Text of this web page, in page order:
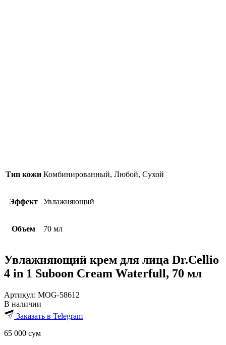
Тип кожи Комбинированный, Любой, Сухой
Эффект Увлажняющий
Объем 70 мл
Увлажняющий крем для лица Dr.Cellio
4 in 1 Suboon Cream Waterfull, 70 мл
Артикул: MOG-58612
В наличии
Заказать в Telegram
65 000 сум